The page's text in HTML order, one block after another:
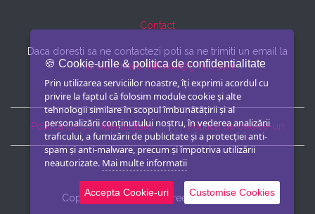
Contact
Daca doresti sa ne contactezi poti sa ne trimiti un email la
maria.andreea.mihaela@gmail.com
Politica de confidentialitate | Politica de cookie-uri
Copyright © Retete Andreea & Alina 2026
🍪 Cookie-urile & politica de confidentialitate
Prin utilizarea serviciilor noastre, îți exprimi acordul cu
privire la faptul că folosim module cookie și alte
tehnologii similare în scopul îmbunătățirii și al
personalizării conținutului nostru, în vederea analizării
traficului, a furnizării de publicitate și a protecției anti-
spam și anti-malware, precum și împotriva utilizării
neautorizate. Mai multe informatii
Accepta Cookie-uri Customise Cookies